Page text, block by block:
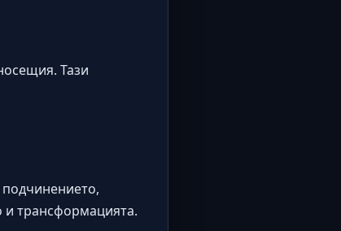
Тази
и трансформацията.